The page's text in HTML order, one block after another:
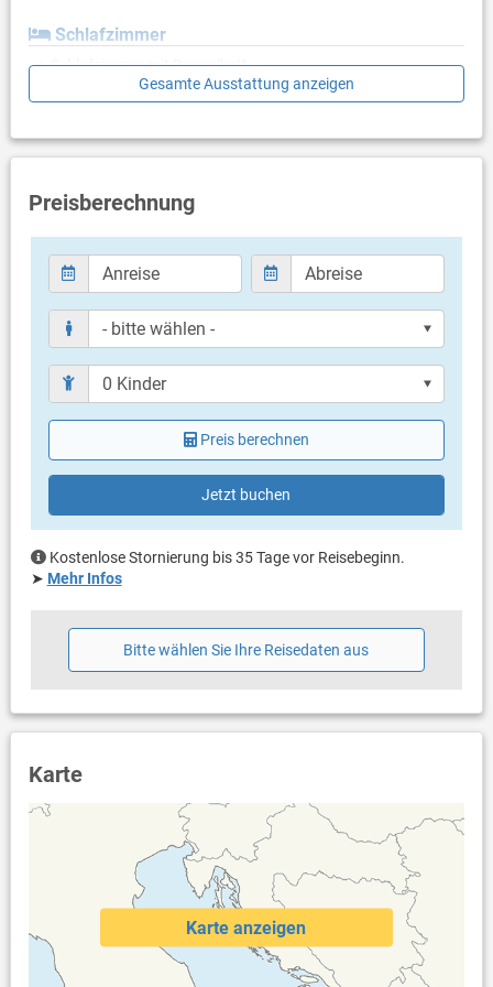
Schlafzimmer
Schlafzimmer mit Doppelbett
Schlafzimmer mit 2 Einzelbetten
Bad mit WC, Dusche
Balkon & Terrasse
Terrassengröße: 6 m²
Weitere Informationen
Grillen nicht erlaubt
Privater Parkplatz auf dem Grundstück
Haustier erlaubt (gegen Gebühr: 6.00 € pro Tag / pro
Haustier)
Heizung
Klimaanlage im Preis inklusive
Bettwäsche vorhanden
Handtücher vorhanden
Waschmaschine in der Unterkunft
Internet per WLAN
Gesamte Ausstattung anzeigen
Preisberechnung
Preis berechnen
Jetzt buchen
Kostenlose Stornierung bis 35 Tage vor Reisebeginn.
➤ Mehr Infos
Bitte wählen Sie Ihre Reisedaten aus
Karte
Karte anzeigen